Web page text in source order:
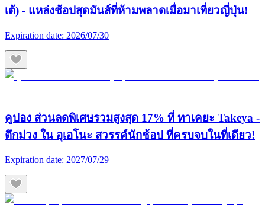
เต้) - แหล่งช้อปสุดมันส์ที่ห้ามพลาดเมื่อมาเที่ยวญี่ปุ่น!
Expiration date: 2026/07/30
คูปอง ส่วนลดพิเศษรวมสูงสุด 17% ที่ ทาเคยะ Takeya -
ตึกม่วง ใน อุเอโนะ สวรรค์นักช้อป ที่ครบจบในที่เดียว!
Expiration date: 2027/07/29